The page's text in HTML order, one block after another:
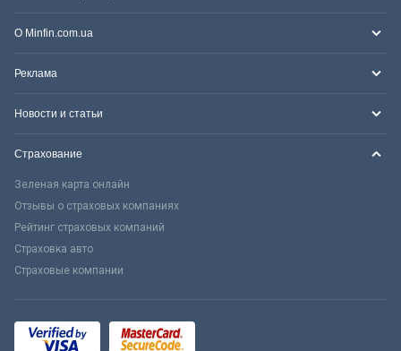
О Minfin.com.ua
Реклама
Новости и статьи
Страхование
Зеленая карта онлайн
Отзывы о страховых компаниях
Рейтинг страховых компаний
Страховка авто
Страховые компании